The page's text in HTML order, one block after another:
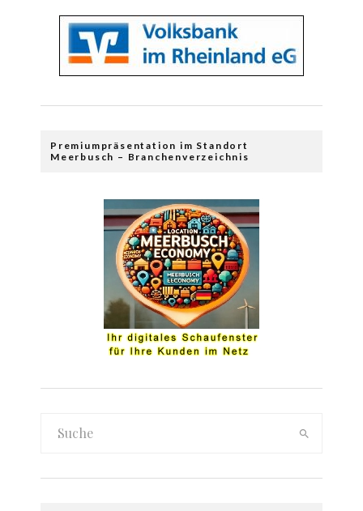
Premiumpräsentation im Standort
Meerbusch – Branchenverzeichnis